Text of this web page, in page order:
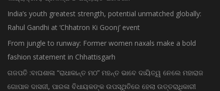
India’s youth greatest strength, potential unmatched globally:
Rahul Gandhi at ‘Chhatron Ki Goonj’ event
From jungle to runway: Former women naxals make a bold
fashion statement in Chhattisgarh
ଗଜପତି :ବାଘଶାଳା “ରାଧାକାନ୍ତ ମଠ” ମହନ୍ତ ଭାବେ ଦାୟିତ୍ୱ ନେଲେ ମହାରାଜ
ଗୋପାଳ ଦାସଜୀ, ପାରଳା ବିଧାୟକଙ୍କ ଉପସ୍ଥିତିରେ ହେଲା ଉତ୍ତରାଧିକାରୀ